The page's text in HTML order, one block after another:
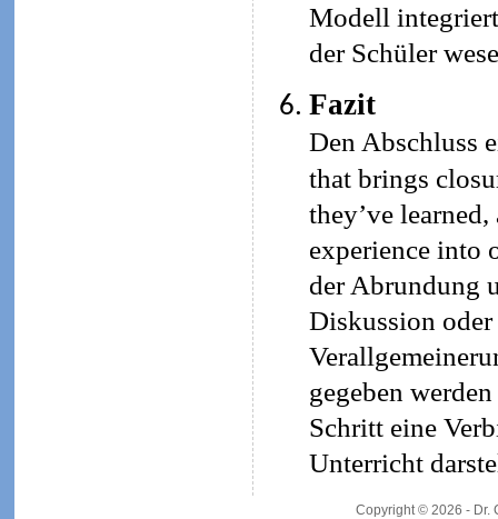
Modell
der Schüler
Fazit
Den Abschluss
that brings
they’ve
experience into
der Abrundung
Diskussion
gegeben
Schritt eine
Unterricht
Copyright © 2026 - Dr.